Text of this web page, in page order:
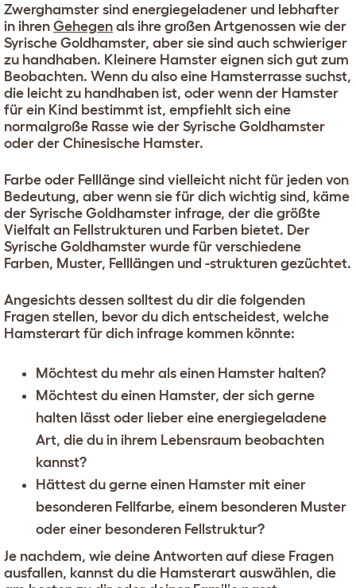
Zwerghamster sind energiegeladener und lebhafter
in ihren Gehegen als ihre großen Artgenossen wie der
Syrische Goldhamster, aber sie sind auch schwieriger
zu handhaben. Kleinere Hamster eignen sich gut zum
Beobachten. Wenn du also eine Hamsterrasse suchst,
die leicht zu handhaben ist, oder wenn der Hamster
für ein Kind bestimmt ist, empfiehlt sich eine
normalgroße Rasse wie der Syrische Goldhamster
oder der Chinesische Hamster.
Farbe oder Felllänge sind vielleicht nicht für jeden von
Bedeutung, aber wenn sie für dich wichtig sind, käme
der Syrische Goldhamster infrage, der die größte
Vielfalt an Fellstrukturen und Farben bietet. Der
Syrische Goldhamster wurde für verschiedene
Farben, Muster, Felllängen und -strukturen gezüchtet.
Angesichts dessen solltest du dir die folgenden
Fragen stellen, bevor du dich entscheidest, welche
Hamsterart für dich infrage kommen könnte:
Möchtest du mehr als einen Hamster halten?
Möchtest du einen Hamster, der sich gerne
halten lässt oder lieber eine energiegeladene
Art, die du in ihrem Lebensraum beobachten
kannst?
Hättest du gerne einen Hamster mit einer
besonderen Fellfarbe, einem besonderen Muster
oder einer besonderen Fellstruktur?
Je nachdem, wie deine Antworten auf diese Fragen
ausfallen, kannst du die Hamsterart auswählen, die